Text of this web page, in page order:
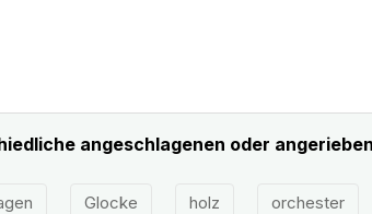
angeschlagenen oder
Glocke holz orchester